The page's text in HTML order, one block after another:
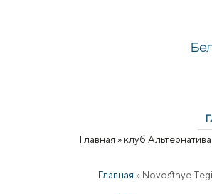
Вы здесь
Главная » клуб Альтернатива
Главная » Novostnye Tegi